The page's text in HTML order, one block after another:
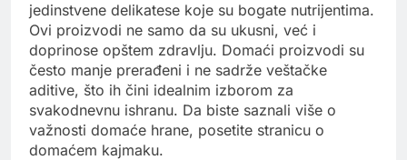
jedinstvene delikatese koje su bogate nutrijentima.
Ovi proizvodi ne samo da su ukusni, već i
doprinose opštem zdravlju. Domaći proizvodi su
često manje prerađeni i ne sadrže veštačke
aditive, što ih čini idealnim izborom za
svakodnevnu ishranu. Da biste saznali više o
važnosti domaće hrane, posetite stranicu o
domaćem kajmaku.